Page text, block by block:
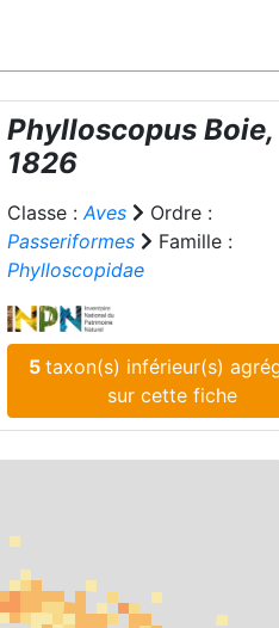
PhylloscopusBoie,
1826
Classe :Aves
Ordre :
Passeriformes
Famille :
Phylloscopidae
5 taxon(s) inférieur(s)
sur cette fiche